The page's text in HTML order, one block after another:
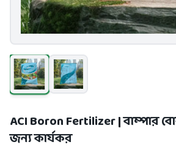
ACI Boron Fertilizer | বাম্পার
জন্য কার্যকর